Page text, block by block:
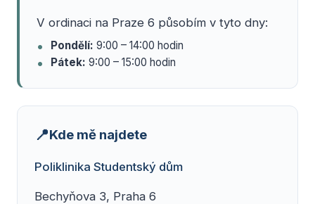
V ordinaci na Praze 6 působím v tyto dny:
Pondělí: 9:00 – 14:00 hodin
Pátek: 9:00 – 15:00 hodin
📍Kde mě najdete
Poliklinika Studentský dům
Bechyňova 3, Praha 6